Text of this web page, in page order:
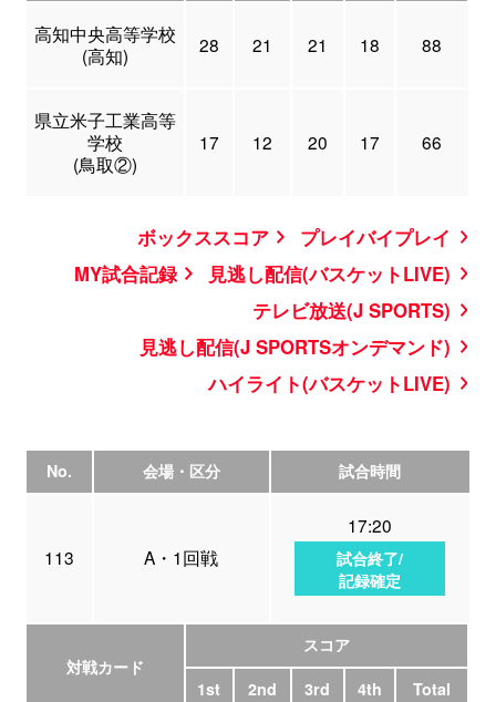
高知中央高等学校
(高知)
28 21 21 18 88
県立米子工業高等
学校
(鳥取②)
17 12 20 17 66
ボックススコア
プレイバイプレイ
MY試合記録
見逃し配信(バスケットLIVE)
テレビ放送(J SPORTS)
見逃し配信(J SPORTSオンデマンド)
ハイライト(バスケットLIVE)
No. 会場・区分 試合時間
113 A・1回戦
17:20
試合終了/
記録確定
対戦カード
スコア
1st
2nd 3rd 4th Total